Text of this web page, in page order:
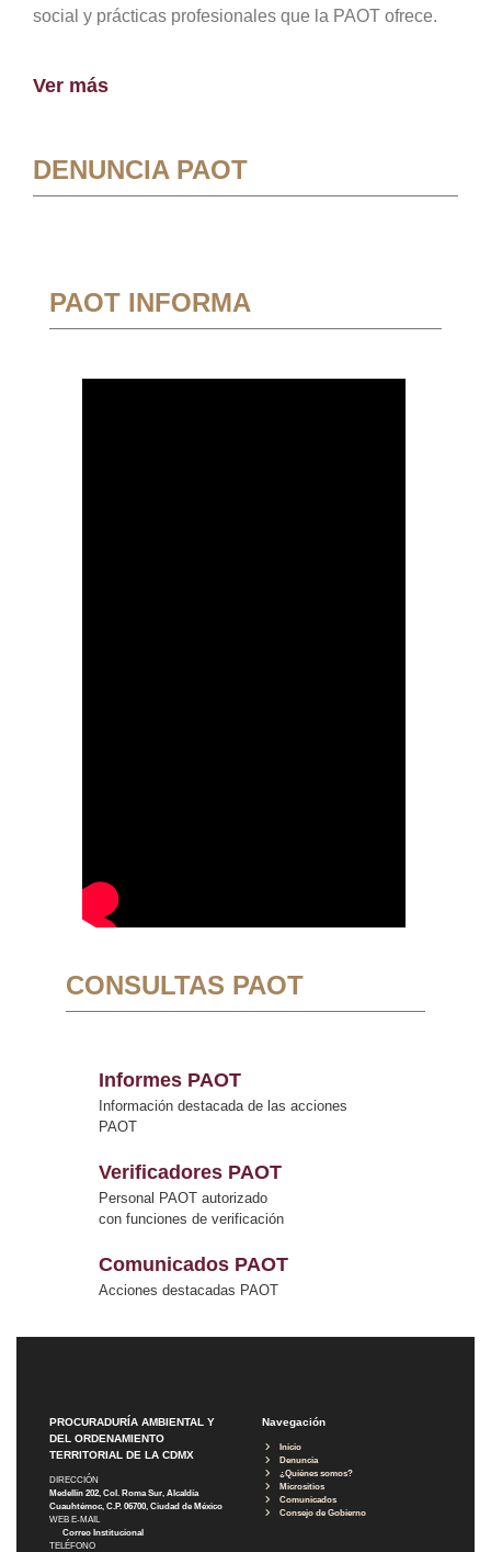
social y prácticas profesionales que la PAOT ofrece.
Ver más
DENUNCIA PAOT
PAOT INFORMA
CONSULTAS PAOT
Informes PAOT
Información destacada de las acciones
PAOT
Verificadores PAOT
Personal PAOT autorizado
con funciones de verificación
Comunicados PAOT
Acciones destacadas PAOT
PROCURADURÍA AMBIENTAL Y
DEL ORDENAMIENTO
TERRITORIAL DE LA CDMX
DIRECCIÓN
Medellín 202, Col. Roma Sur, Alcaldía
Cuauhtémoc, C.P. 06700, Ciudad de México
WEB E-MAIL
Correo Institucional
TELÉFONO
Navegación
Inicio
Denuncia
¿Quiénes somos?
Micrositios
Comunicados
Consejo de Gobierno